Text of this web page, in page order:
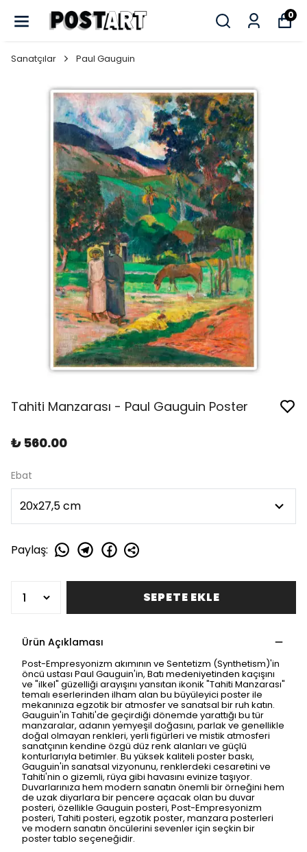
0
Sanatçılar Paul Gauguin
Tahiti Manzarası - Paul Gauguin Poster
₺ 560.00
Ebat
Paylaş:
SEPETE EKLE
Ürün Açıklaması
Post-Empresyonizm akımının ve Sentetizm (Synthetism)'in
öncü ustası Paul Gauguin'in, Batı medeniyetinden kaçışını
ve "ilkel" güzelliği arayışını yansıtan ikonik "Tahiti Manzarası"
temalı eserlerinden ilham alan bu büyüleyici poster ile
mekanınıza egzotik bir atmosfer ve sanatsal bir ruh katın.
Gauguin'in Tahiti'de geçirdiği dönemde yarattığı bu tür
manzaralar, adanın yemyeşil doğasını, parlak ve genellikle
doğal olmayan renkleri, yerli figürleri ve mistik atmosferi
sanatçının kendine özgü düz renk alanları ve güçlü
konturlarıyla betimler. Bu yüksek kaliteli poster baskı,
Gauguin'in sanatsal vizyonunu, renklerdeki cesaretini ve
Tahiti'nin o gizemli, rüya gibi havasını evinize taşıyor.
Duvarlarınıza hem modern sanatın önemli bir örneğini hem
de uzak diyarlara bir pencere açacak olan bu duvar
posteri, özellikle Gauguin posteri, Post-Empresyonizm
posteri, Tahiti posteri, egzotik poster, manzara posterleri
ve modern sanatın öncülerini sevenler için seçkin bir
poster tablo seçeneğidir.